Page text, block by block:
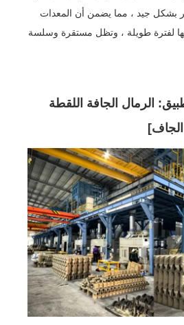
بشكل جيد ، مما يضمن أن المعدات
لفترة طويلة ، وتظل مستقرة وسلسة
الرمال الجافة اللقطة
الجاف]